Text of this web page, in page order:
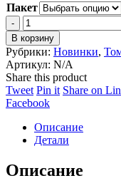
Пакет
Томат
Черный
мавр
quantity
В корзину
Рубрики: Новинки,
Артикул: N/A
Share this product
TweetShare
on
Pin itShare
Share on
FacebookShare
Facebook
Описание
Детали
Описание